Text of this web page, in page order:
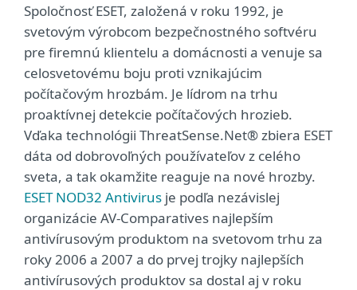
Spoločnosť ESET, založená v roku 1992, je
svetovým výrobcom bezpečnostného softvéru
pre firemnú klientelu a domácnosti a venuje sa
celosvetovému boju proti vznikajúcim
počítačovým hrozbám. Je lídrom na trhu
proaktívnej detekcie počítačových hrozieb.
Vďaka technológii ThreatSense.Net® zbiera ESET
dáta od dobrovoľných používateľov z celého
sveta, a tak okamžite reaguje na nové hrozby.
ESET NOD32 Antivirus je podľa nezávislej
organizácie AV-Comparatives najlepším
antivírusovým produktom na svetovom trhu za
roky 2006 a 2007 a do prvej trojky najlepších
antivírusových produktov sa dostal aj v roku